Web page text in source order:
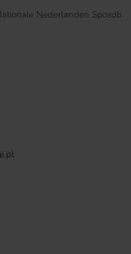
Nederlanden Sposób